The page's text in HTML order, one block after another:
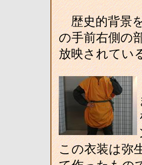
歴史的背景を
の手前右側の
放映されてい
この衣装は弥